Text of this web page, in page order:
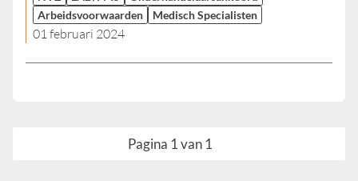
Arbeidsvoorwaarden
Medisch Specialisten
01 februari 2024
Pagina 1 van 1